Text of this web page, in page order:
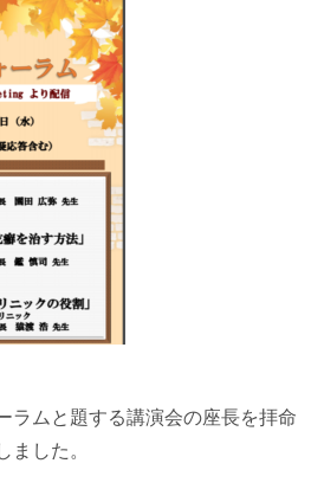
ラムと題する講演会の座長を拝命
ました。